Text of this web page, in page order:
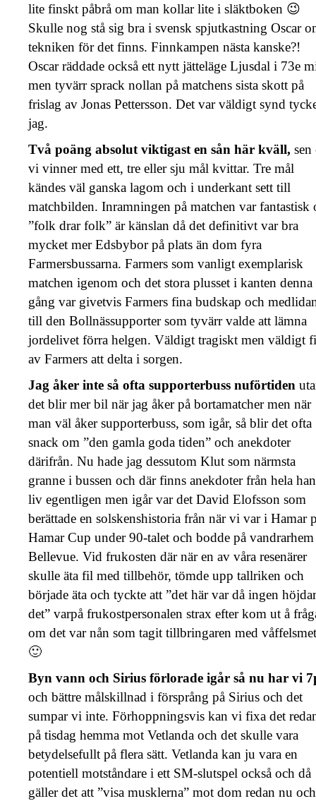
lite finskt påbrå om man kollar lite i släktboken 😉
Skulle nog stå sig bra i svensk spjutkastning Oscar
tekniken för det finns. Finnkampen nästa kanske?!
Oscar räddade också ett nytt jätteläge Ljusdal i 73e
men tyvärr sprack nollan på matchens sista skott på
frislag av Jonas Pettersson. Det var väldigt synd
jag.
Två poäng absolut viktigast en sån här kväll, sen
vi vinner med ett, tre eller sju mål kvittar. Tre mål
kändes väl ganska lagom och i underkant sett till
matchbilden. Inramningen på matchen var fantastisk
”folk drar folk” är känslan då det definitivt var bra
mycket mer Edsbybor på plats än dom fyra
Farmersbussarna. Farmers som vanligt exemplarisk
matchen igenom och det stora plusset i kanten denna
gång var givetvis Farmers fina budskap och
till den Bollnässupporter som tyvärr valde att lämna
jordelivet förra helgen. Väldigt tragiskt men väldigt
av Farmers att delta i sorgen.
Jag åker inte så ofta supporterbuss nuförtiden
det blir mer bil när jag åker på bortamatcher men när
man väl åker supporterbuss, som igår, så blir det ofta
snack om ”den gamla goda tiden” och anekdoter
därifrån. Nu hade jag dessutom Klut som närmsta
granne i bussen och där finns anekdoter från hela
liv egentligen men igår var det David Elofsson som
berättade en solskenshistoria från när vi var i Hamar
Hamar Cup under 90-talet och bodde på vandrarhem
Bellevue. Vid frukosten där när en av våra resenärer
skulle äta fil med tillbehör, tömde upp tallriken och
började äta och tyckte att ”det här var då ingen
det” varpå frukostpersonalen strax efter kom ut å
om det var nån som tagit tillbringaren med
🙂
Byn vann och Sirius förlorade igår så nu har vi
och bättre målskillnad i försprång på Sirius och det
sumpar vi inte. Förhoppningsvis kan vi fixa det
på tisdag hemma mot Vetlanda och det skulle vara
betydelsefullt på flera sätt. Vetlanda kan ju vara en
potentiell motståndare i ett SM-slutspel också och då
gäller det att ”visa musklerna” mot dom redan nu och